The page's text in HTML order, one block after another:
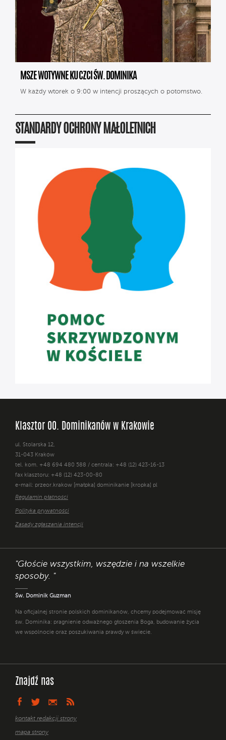
MSZE WOTYWNE KU CZCI ŚW. DOMINIKA
W każdy wtorek o 9:00 w intencji proszących o potomstwo.
STANDARDY OCHRONY MAŁOLETNICH
Klasztor OO. Dominikanów w Krakowie
ul. Stolarska 12,
31-043 Kraków
tel. kom. +48 694 480 588 / centrala: +48 (12) 423-16-13
fax klasztoru: +48 (12) 423-00-80
e-mail: przeor.krakow [małpka] dominikanie [kropka] pl
Regulamin płatności
Polityka prywatności
Zasady zgłaszania intencji
"Głoście wszystkim, wszędzie i na wszelkie
sposoby. "
Św. Dominik Guzman
Na oficjalnej stronie polskich dominikanów, chcemy podejmować misję
św. Dominika: pragnienie odważnego głoszenia Boga, budowanie życia
we wspólnocie oraz poszukiwania prawdy w świecie.
Znajdź nas
kontakt redakcji strony
mapa strony